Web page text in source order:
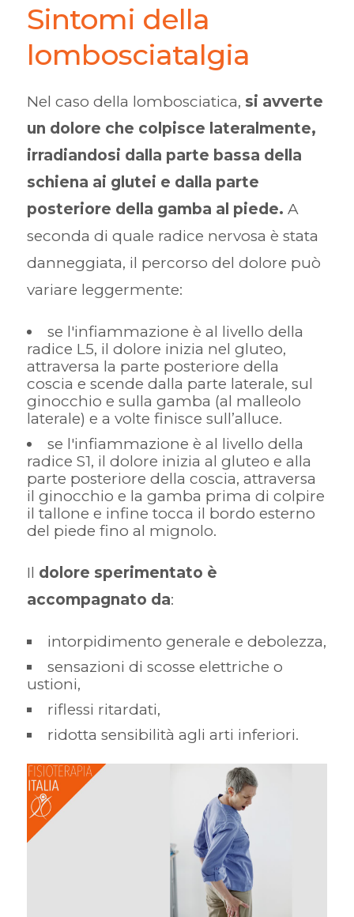
Sintomi della
lombosciatalgia
Nel caso della lombosciatica, si avverte
un dolore che colpisce lateralmente,
irradiandosi dalla parte bassa della
schiena ai glutei e dalla parte
posteriore della gamba al piede. A
seconda di quale radice nervosa è stata
danneggiata, il percorso del dolore può
variare leggermente:
se l'infiammazione è al livello della
radice L5, il dolore inizia nel gluteo,
attraversa la parte posteriore della
coscia e scende dalla parte laterale, sul
ginocchio e sulla gamba (al malleolo
laterale) e a volte finisce sull’alluce.
se l'infiammazione è al livello della
radice S1, il dolore inizia al gluteo e alla
parte posteriore della coscia, attraversa
il ginocchio e la gamba prima di colpire
il tallone e infine tocca il bordo esterno
del piede fino al mignolo.
Il dolore sperimentato è
accompagnato da:
intorpidimento generale e debolezza,
sensazioni di scosse elettriche o
ustioni,
riflessi ritardati,
ridotta sensibilità agli arti inferiori.